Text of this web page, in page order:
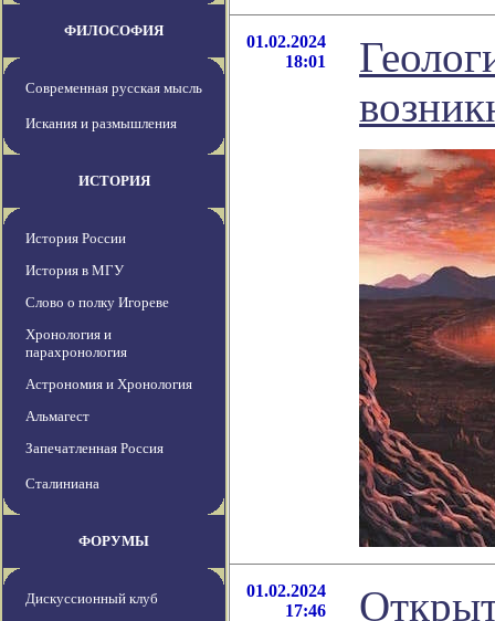
ФИЛОСОФИЯ
Современная русская мысль
Искания и размышления
ИСТОРИЯ
История России
История в МГУ
Слово о полку Игореве
Хронология и
парахронология
Астрономия и Хронология
Альмагест
Запечатленная Россия
Сталиниана
ФОРУМЫ
Дискуссионный клуб
01.02.2024
18:01
01.02.2024
17:46